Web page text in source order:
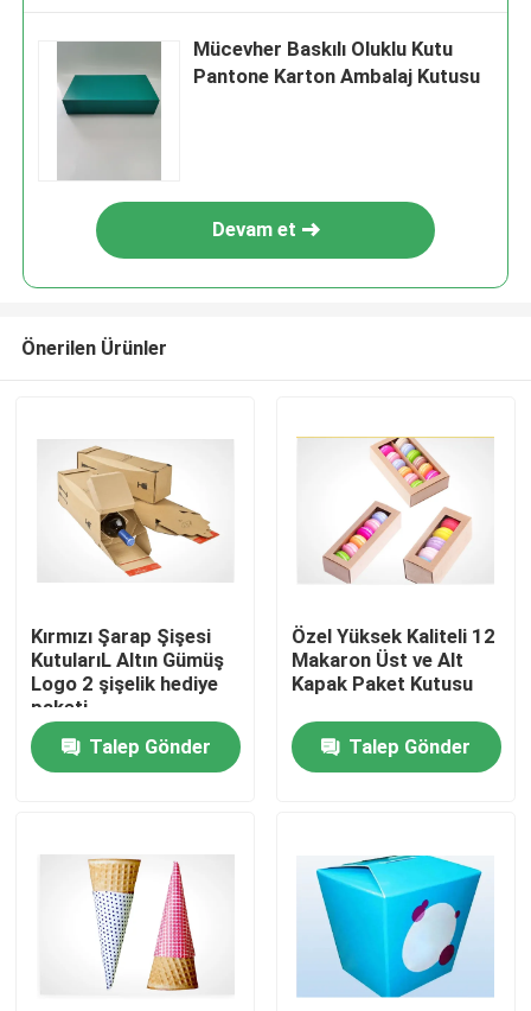
Ana sayfa
Hakkımızda
Fabrika turu
Mücevher Baskılı Oluklu Kutu
Pantone Karton Ambalaj Kutusu
Devam et
Önerilen Ürünler
Kırmızı Şarap Şişesi
KutularıL Altın Gümüş
Logo 2 şişelik hediye
paketi
Talep Gönder
Özel Yüksek Kaliteli 12
Makaron Üst ve Alt
Kapak Paket Kutusu
Talep Gönder